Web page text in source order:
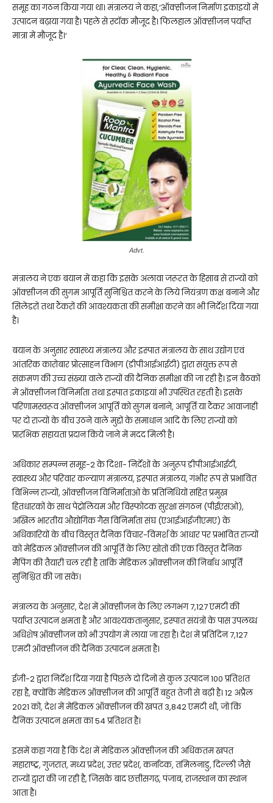
समूह का गठन किया गया था। मंत्रालय ने कहा,‘ऑक्सीजन निर्माण इकाइयों में
उत्पादन बढ़ाया गया है। पहले से स्टॉक मौजूद है। फिलहाल ऑक्सीजन पर्याप्त
मात्रा में मौजूद है।‘
Advt.
मंत्रालय ने एक बयान में कहा कि इसके अलावा जरूरत के हिसाब से राज्यों को
ऑक्सीजन की सुगम आपूर्ति सुनिश्चित करने के लिये नियंत्रण कक्ष बनाने और
सिलेंडरों तथा टैंकरों की आवश्यकता की समीक्षा करने का भी निर्देश दिया गया
है।
बयान के अनुसार स्वास्थ्य मंत्रालय और इस्पात मंत्रालय के साथ उद्योग एवं
आंतरिक कारोबार प्रोत्साहन विभाग (डीपीआईआईटी) द्वारा संयुक्त रूप से
संक्रमण की उच्च संख्या वाले राज्यों की दैनिक समीक्षा की जा रही है। इन बैठकों
में ऑक्सीजन विनिर्माता तथा इस्पात इकाइयां भी उपस्थित रहती हैं। इसके
परिणामस्वरूव ऑक्सीजन आपूर्ति को सुगम बनाने, आपूर्ति या टैंकर आवाजाही
पर दो राज्यों के बीच उठने वाले मुद्दों के समाधान आदि के लिए राज्यों को
प्रारंभिक सहायता प्रदान किये जाने में मदद मिली है।
अधिकार सम्पन्न समूह-2 के दिशा- निर्देशों के अनुरूप डीपीआईआईटी,
स्वास्थ्य और परिवार कल्याण मंत्रालय, इस्पात मंत्रालय, गंभीर रूप से प्रभावित
विभिन्न राज्यों, ऑक्सीजन विनिर्माताओं के प्रतिनिधियों सहित प्रमुख
हितधारकों के साथ पेट्रोलियम और विस्फोटक सुरक्षा संगठन (पीईएसओ),
अखिल भारतीय औद्योगिक गैस विनिर्माता संघ (एआईआईजीएमए) के
अधिकारियों के बीच विस्तृत दैनिक विचार-विमर्श के आधार पर प्रभावित राज्यों
को मेडिकल ऑक्सीजन की आपूर्ति के लिए स्रोतों की एक विस्तृत दैनिक
मैपिंग की तैयारी चल रही है ताकि मेडिकल ऑक्सीजन की निर्बाध आपूर्ति
सुनिश्चित की जा सके।
मंत्रालय के अनुसार, देश में ऑक्सीजन के लिए लगभग 7,127 एमटी की
पर्याप्त उत्पादन क्षमता है और आवश्यकतानुसार, इस्पात संयंत्रों के पास उपलब्ध
अधिशेष ऑक्सीजन को भी उपयोग में लाया जा रहा है। देश में प्रतिदिन 7,127
एमटी ऑक्सीजन की दैनिक उत्पादन क्षमता है।
ईजी-2 द्वारा निर्देश दिया गया है पिछले दो दिनों से कुल उत्पादन 100 प्रतिशत
रहा है, क्योंकि मेडिकल ऑक्सीजन की आपूर्ति बहुत तेजी से बढ़ी है। 12 अप्रैल
2021 को, देश में मेडिकल ऑक्सीजन की खपत 3,842 एमटी थी, जो कि
दैनिक उत्पादन क्षमता का 54 प्रतिशत है।
इसमें कहा गया है कि देश में मेडिकल ऑक्सीजन की अधिकतम खपत
महाराष्ट्र, गुजरात, मध्य प्रदेश, उत्तर प्रदेश, कर्नाटक, तमिलनाडु, दिल्ली जैसे
राज्यों द्वारा की जा रही है, जिसके बाद छत्तीसगढ़, पंजाब, राजस्थान का स्थान
आता है।